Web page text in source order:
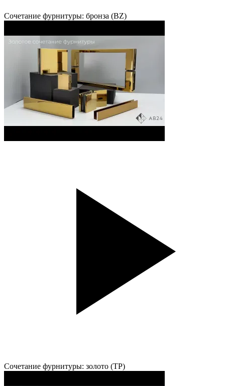
Сочетание фурнитуры: бронза (BZ)
Сочетание фурнитуры: золото (TP)